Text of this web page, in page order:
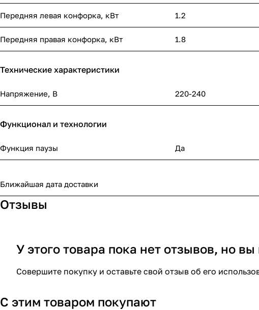
Передняя левая конфорка, кВт 1.2
Передняя правая конфорка, кВт 1.8
Технические характеристики
Напряжение, В 220-240
Функционал и технологии
Функция паузы Да
Ближайшая дата доставки
Отзывы
У этого товара пока нет отзывов, но
Совершите покупку и оставьте свой отзыв об его
С этим товаром покупают